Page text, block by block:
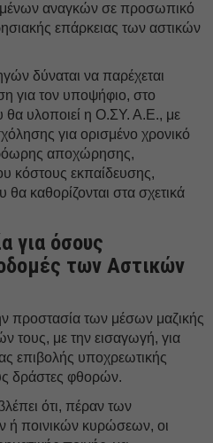
αναγκών σε προσωπικό
επάρκειας των αστικών
δύναται να παρέχεται
για τον υποψήφιο, στο
υλοποιεί η Ο.ΣΥ. Α.Ε., με
για ορισμένο χρονικό
αποχώρησης,
κόστους εκπαίδευσης,
καθορίζονται στα σχετικά
για όσους
των Αστικών
προστασία των μέσων μαζικής
τους, με την εισαγωγή, για
επιβολής υποχρεωτικής
δράστες φθορών.
ότι, πέραν των
ή ποινικών κυρώσεων, οι